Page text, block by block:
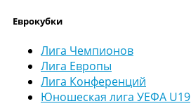
Еврокубки
Лига Чемпионов
Лига Европы
Лига Конференций
Юношеская лига УЕФА U19